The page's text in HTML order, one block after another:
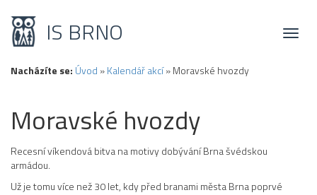
Toggle
IS BRNO
Nacházíte se: Úvod »Kalendář akcí»Moravské hvozdy
Moravské hvozdy
Recesní víkendová bitva na motivy dobývání Brna švédskou
armádou.
Už je tomu více než 30 let, kdy před branami města Brna poprvé